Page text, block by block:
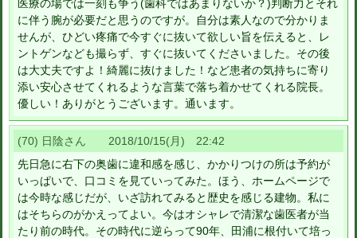
医療の場では一刻も争う(歯科ではあまりないか？)判断力とそれ
に伴う腕が必要だと思うのですが。自分は素人なので分かりま
せんが、ひどい疼痛で今すぐに抜いて欲しい旨を伝えると、レ
ントゲンなども撮らず、すぐに抜いてくださいました。その後
は大丈夫ですよ！綺麗に抜けました！など患者の気持ちに寄り
添い安心させてくれるような言葉で落ち着かせてくれる院長。
優しい！ありがとうございます。通います。
(70) 日陰さん 2018/10/15(月) 22:42
先日急に右下の奥歯に違和感を感じ、かかりつけの所は予約が
いっぱいで、口コミを見ていってみた。ほう、ホームページで
は今時な感じだが、いざ訪れてみると歴史を感じる建物。私に
はそちらのがかえってよい。今はオシャレで清潔な歯医者が当
たり前の時代。その時代に逆らって90年、田浦に根付いて培っ